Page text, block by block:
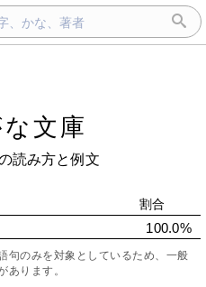
文庫
読み方と例文
割合
100.0%
句のみを対象としているため、一般
あります。